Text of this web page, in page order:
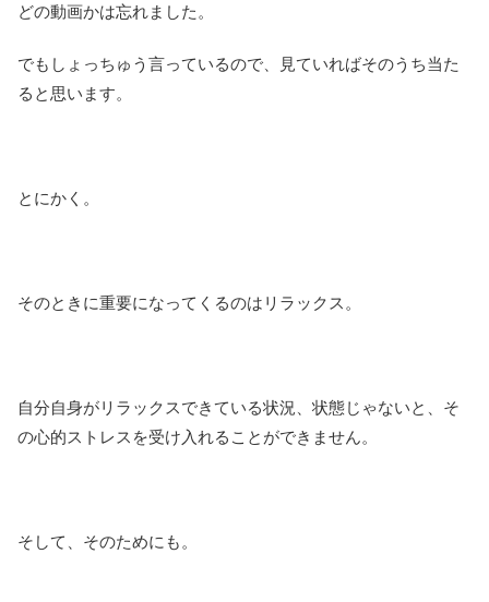
どの動画かは忘れました。
でもしょっちゅう言っているので、見ていればそのうち当た
ると思います。
とにかく。
そのときに重要になってくるのはリラックス。
自分自身がリラックスできている状況、状態じゃないと、そ
の心的ストレスを受け入れることができません。
そして、そのためにも。